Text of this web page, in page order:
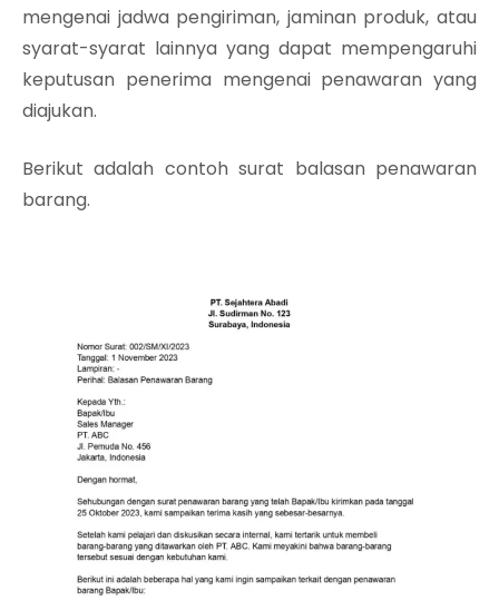
mengenai jadwa pengiriman, jaminan produk, atau
syarat-syarat lainnya yang dapat mempengaruhi
keputusan penerima mengenai penawaran yang
diajukan.
Berikut adalah contoh surat balasan penawaran
barang.